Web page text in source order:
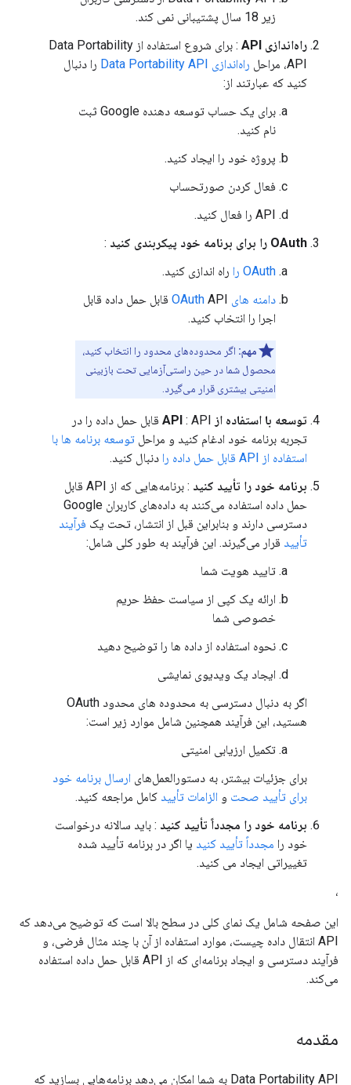
زیر 18 سال پشتیبانی نمی کند.
راه‌اندازی API
: برای شروع استفاده از Data Portability
API، مراحل
راه‌اندازی Data Portability API
را دنبال
کنید که عبارتند از:
برای یک حساب توسعه دهنده Google ثبت
نام کنید.
پروژه خود را ایجاد کنید.
فعال کردن صورتحساب
API را فعال کنید.
OAuth را برای برنامه خود پیکربندی کنید
:
OAuth را
راه اندازی کنید.
دامنه های OAuth
API قابل حمل داده قابل
اجرا را انتخاب کنید.
مهم: اگر محدوده‌های محدود را انتخاب کنید،
محصول شما در حین راستی‌آزمایی تحت بازبینی
امنیتی بیشتری قرار می‌گیرد.
توسعه با استفاده از API
: API قابل حمل داده را در
تجربه برنامه خود ادغام کنید و مراحل توسعه برنامه ها با
استفاده از API قابل حمل داده را
دنبال کنید.
برنامه خود را تأیید کنید
: برنامه‌هایی که از API قابل
حمل داده استفاده می‌کنند به داده‌های کاربران Google
دسترسی دارند و بنابراین قبل از انتشار، تحت یک فرآیند
تأیید قرار می‌گیرند. این فرآیند به طور کلی شامل:
تایید هویت شما
ارائه یک کپی از سیاست حفظ حریم
خصوصی شما
نحوه استفاده از داده ها را توضیح دهید
ایجاد یک ویدیوی نمایشی
اگر به دنبال دسترسی به محدوده های محدود OAuth
هستید، این فرآیند همچنین شامل موارد زیر است:
تکمیل ارزیابی امنیتی
برای جزئیات بیشتر، به دستورالعمل‌های ارسال برنامه خود
برای تأیید صحت و الزامات تأیید کامل مراجعه کنید.
برنامه خود را مجدداً تأیید کنید : باید سالانه درخواست
خود را مجدداً تأیید کنید یا اگر در برنامه تأیید شده
تغییراتی ایجاد می کنید.
،
این صفحه شامل یک نمای کلی در سطح بالا است که توضیح می‌دهد که
API انتقال داده چیست، موارد استفاده از آن با چند مثال فرضی، و
فرآیند دسترسی و ایجاد برنامه‌ای که از API قابل حمل داده استفاده
می‌کند.
مقدمه
Data Portability API به شما امکان می‌دهد برنامه‌هایی بسازید که